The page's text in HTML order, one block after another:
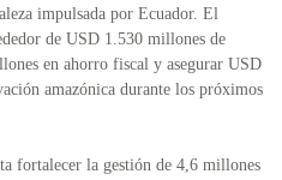
impulsada por Ecuador. El
de USD 1.530 millones de
en ahorro fiscal y asegurar USD
amazónica durante los próximos
fortalecer la gestión de 4,6 millones